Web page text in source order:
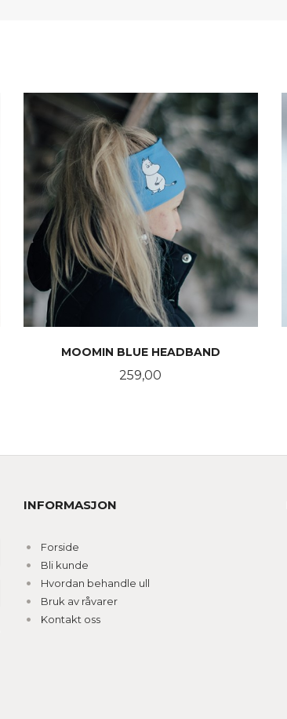
MOOMIN BLUE HEADBAND
Pris
259,00
INFORMASJON
Forside
Bli kunde
Hvordan behandle ull
Bruk av råvarer
Kontakt oss